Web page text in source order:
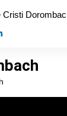
Cristi